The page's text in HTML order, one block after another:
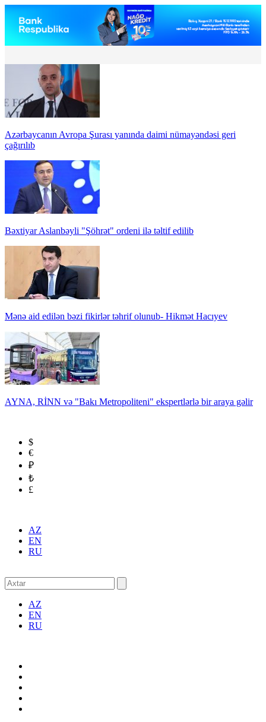
Azərbaycanın Avropa Şurası yanında daimi nümayəndəsi geri
çağırılıb
Bəxtiyar Aslanbəyli "Şöhrət" ordeni ilə təltif edilib
Mənə aid edilən bəzi fikirlər təhrif olunub- Hikmət Hacıyev
AYNA, RİNN və "Bakı Metropoliteni" ekspertlərlə bir araya gəlir
$
€
₽
₺
£
AZ
EN
RU
AZ
EN
RU